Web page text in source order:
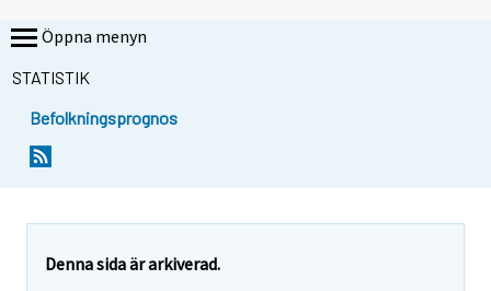
Öppna menyn
STATISTIK
Befolkningsprognos
Denna sida är arkiverad.